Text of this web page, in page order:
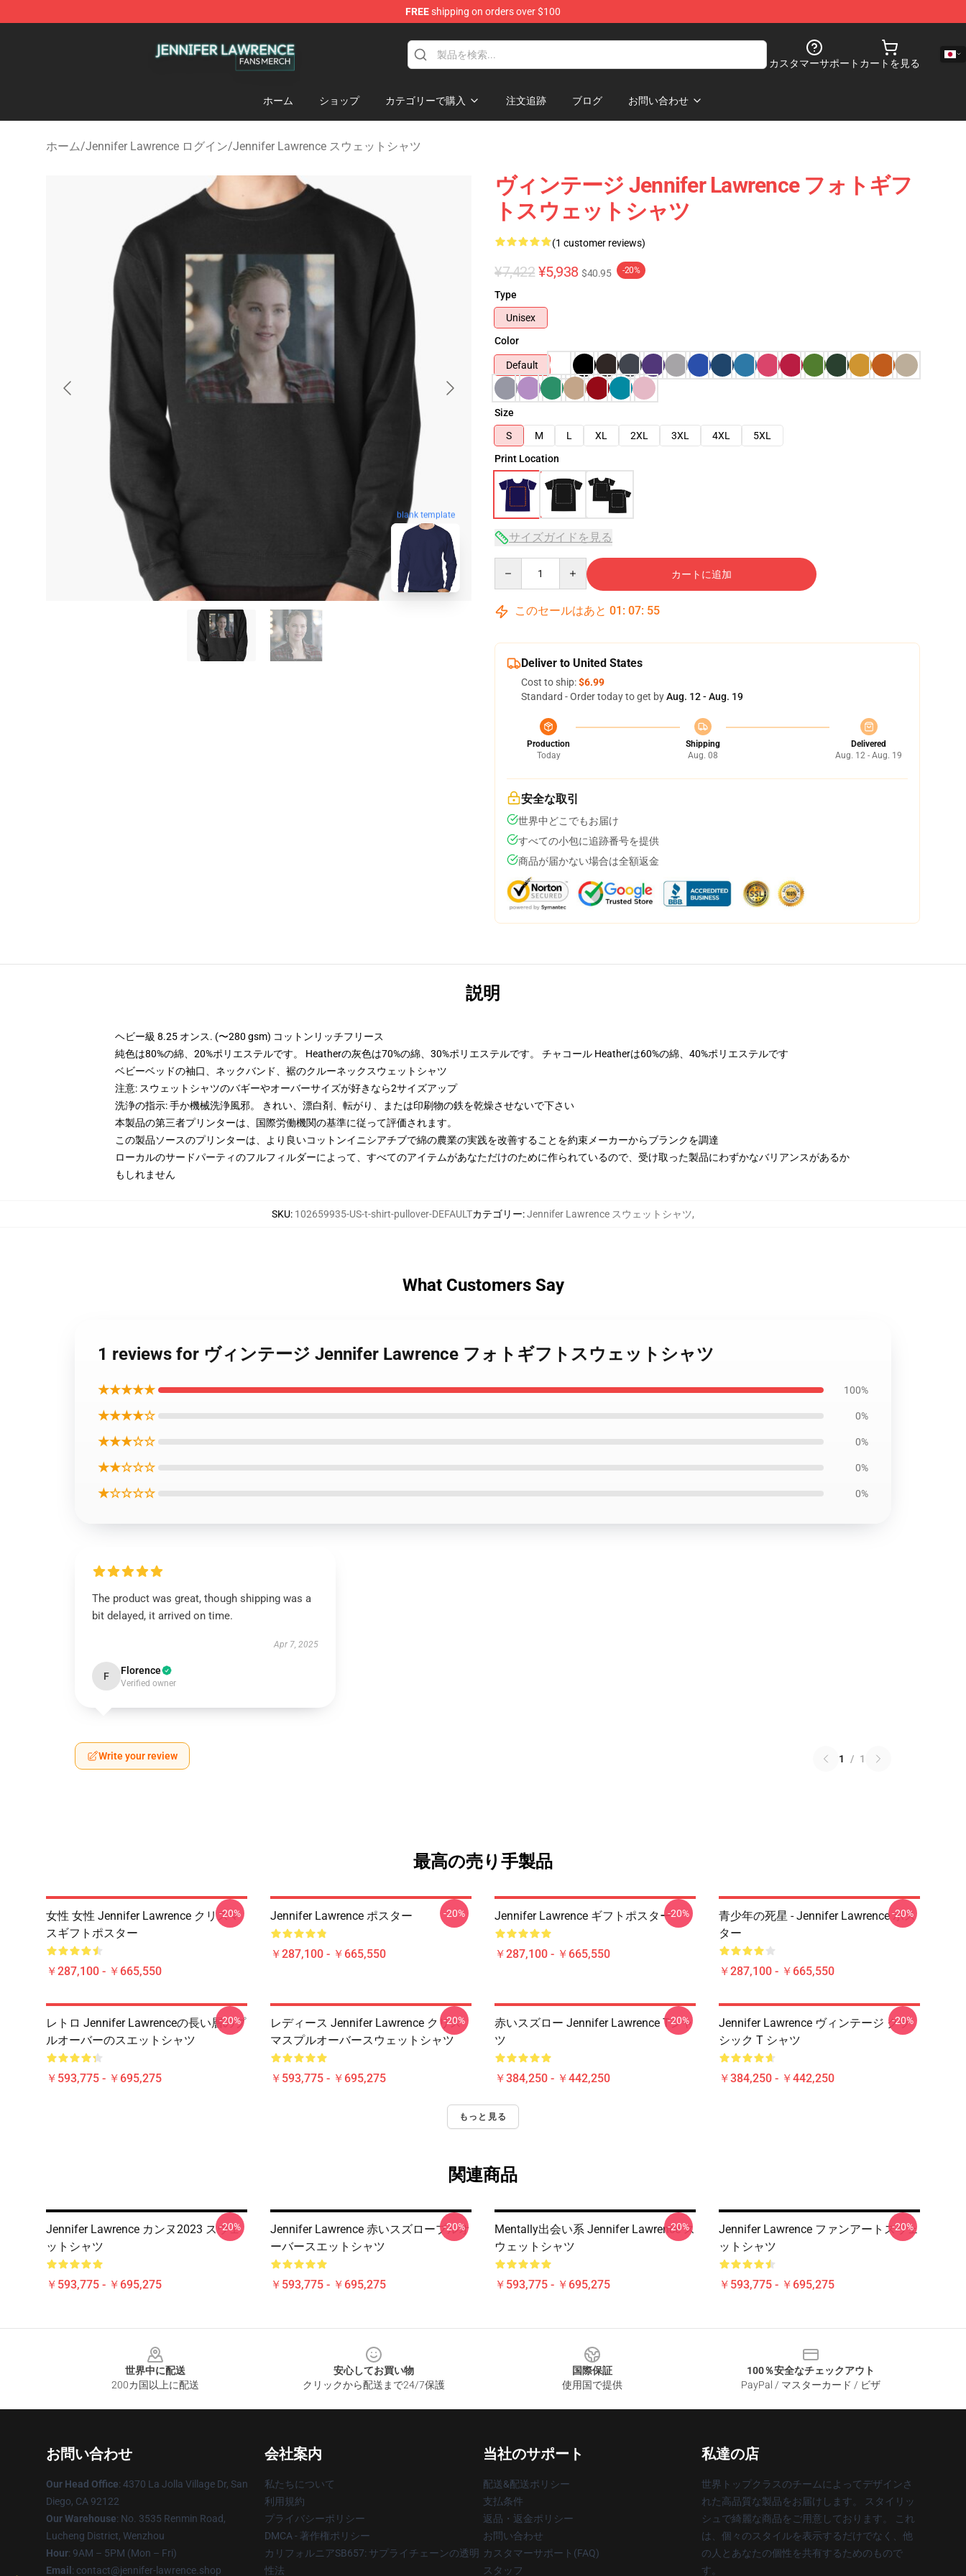
FREEshipping on orders over $100
カスタマーサポート カートを見る
ホーム ショップ カテゴリーで購入 注文追跡 ブログ お問い合わせ
ホーム/Jennifer Lawrence ログイン/Jennifer Lawrence スウェットシャツ
blank template
ヴィンテージ Jennifer Lawrence フォトギフ
トスウェットシャツ
(1 customer reviews)
¥7,422 ¥5,938 $40.95 -20%
Type
Unisex
Color
Default
Size
S
M L XL 2XL 3XL 4XL
5XL
Print Location
サイズガイドを見る
カートに追加
このセールはあと 01 : 07: 54
Deliver to United States
Cost to ship:$6.99
Standard - Order today to get byAug. 12 - Aug. 19
Production
Today
Shipping
Aug. 08
Delivered
Aug. 12 - Aug. 19
安全な取引
世界中どこでもお届け
すべての小包に追跡番号を提供
商品が届かない場合は全額返金
説明
ヘビー級 8.25 オンス. (〜280 gsm) コットンリッチフリース
純色は80%の綿、20%ポリエステルです。 Heatherの灰色は70%の綿、30%ポリエステルです。 チャコール Heatherは60%の綿、40%ポリエステルです
ベビーベッドの袖口、ネックバンド、裾のクルーネックスウェットシャツ
注意: スウェットシャツのバギーやオーバーサイズが好きなら2サイズアップ
洗浄の指示: 手か機械洗浄風邪。 きれい、漂白剤、転がり、または印刷物の鉄を乾燥させないで下さい
本製品の第三者プリンターは、国際労働機関の基準に従って評価されます。
この製品ソースのプリンターは、より良いコットンイニシアチブで綿の農業の実践を改善することを約束メーカーからブランクを調達
ローカルのサードパーティのフルフィルダーによって、すべてのアイテムがあなただけのために作られているので、受け取った製品にわずかなバリアンスがあるか
もしれません
SKU: 102659935-US-t-shirt-pullover-DEFAULTカテゴリー:Jennifer Lawrence スウェットシャツ,
What Customers Say
1 reviews for ヴィンテージ Jennifer Lawrence フォトギフトスウェットシャツ
★★★★★ 100%
★★★★☆ 0%
★★★☆☆ 0%
★★☆☆☆ 0%
★☆☆☆☆ 0%
The product was great, though shipping was a
bit delayed, it arrived on time.
Apr 7, 2025
F Florence
Verified owner
Write your review 1 / 1
最高の売り手製品
女性 女性 Jennifer Lawrence クリスマ
スギフトポスター
￥287,100 - ￥665,550
-20% Jennifer Lawrence ポスター
￥287,100 - ￥665,550
-20% Jennifer Lawrence ギフトポスター
￥287,100 - ￥665,550
-20%
青少年の死星 - Jennifer Lawrence ポス
ター
￥287,100 - ￥665,550
-20%
レトロ Jennifer Lawrenceの長い層のプ
ルオーバーのスエットシャツ
￥593,775 - ￥695,275
-20%
レディース Jennifer Lawrence クリス
マスプルオーバースウェットシャツ
￥593,775 - ￥695,275
-20%
赤いスズロー Jennifer Lawrence Tシャ
ツ
￥384,250 - ￥442,250
-20%
Jennifer Lawrence ヴィンテージ クラ
シック T シャツ
￥384,250 - ￥442,250
-20%
もっと見る
関連商品
Jennifer Lawrence カンヌ2023 スウェ
ットシャツ
￥593,775 - ￥695,275
-20%
Jennifer Lawrence 赤いスズロープルオ
ーバースエットシャツ
￥593,775 - ￥695,275
-20%
Mentally出会い系 Jennifer Lawrence ス
ウェットシャツ
￥593,775 - ￥695,275
-20%
Jennifer Lawrence ファンアートスウェ
ットシャツ
￥593,775 - ￥695,275
-20%
世界中に配送
200カ国以上に配送
安心してお買い物
クリックから配送まで24/7保護
国際保証
使用国で提供
100％安全なチェックアウト
PayPal / マスターカード / ビザ
お問い合わせ
Our Head Office: 4370 La Jolla Village Dr, San
Diego, CA 92122
Our Warehouse: No. 3535 Renmin Road,
Lucheng District, Wenzhou
Hour: 9AM – 5PM (Mon – Fri)
Email : contact@jennifer-lawrence.shop
会社案内
私たちについて
利用規約
プライバシーポリシー
DMCA - 著作権ポリシー
カリフォルニアSB657: サプライチェーンの透明
性法
当社のサポート
配送&配送ポリシー
支払条件
返品・返金ポリシー
お問い合わせ
カスタマーサポート(FAQ)
スタッフ
私達の店
世界トップクラスのチームによってデザインさ
れた高品質な製品をお届けします。 スタイリッ
シュで綺麗な商品をご用意しております。 これ
は、個々のスタイルを表示するだけでなく、他
の人とあなたの個性を共有するためのもので
す。